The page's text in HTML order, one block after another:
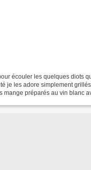
écouler les quelques diots
je les adore simplement
mange préparés au vin blanc